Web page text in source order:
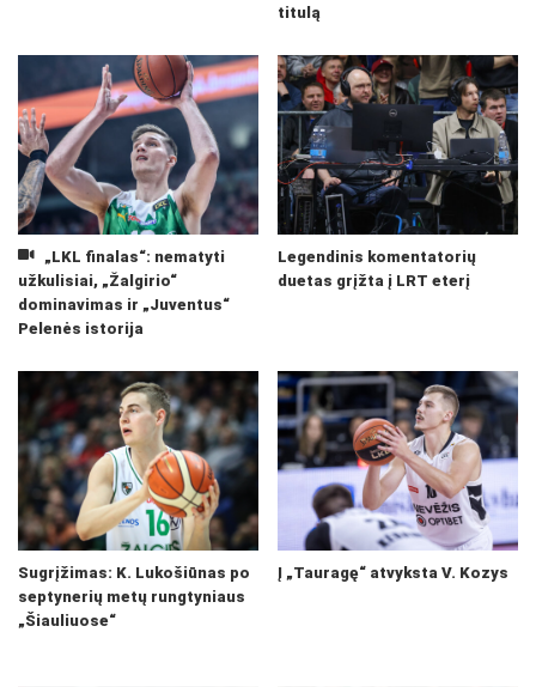
titulą
„LKL finalas“: nematyti
užkulisiai, „Žalgirio“
dominavimas ir „Juventus“
Pelenės istorija
Legendinis komentatorių
duetas grįžta į LRT eterį
Sugrįžimas: K. Lukošiūnas po
septynerių metų rungtyniaus
„Šiauliuose“
Į „Tauragę“ atvyksta V. Kozys